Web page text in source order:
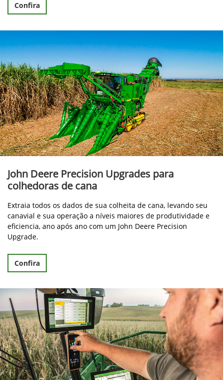
Confira
John Deere Precision Upgrades para
colhedoras de cana
Extraia todos os dados de sua colheita de cana, levando seu
canavial e sua operação a níveis maiores de produtividade e
eficiencia, ano após ano com um John Deere Precision
Upgrade.
Confira